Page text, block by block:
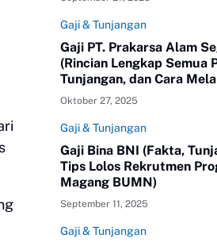
Gaji & Tunjangan
Gaji PT. Prakarsa Alam
(Rincian Lengkap Semua
Tunjangan, dan Cara
Oktober 27, 2025
Gaji & Tunjangan
Gaji Bina BNI (Fakta,
Tips Lolos Rekrutmen
Magang BUMN)
September 11, 2025
Gaji & Tunjangan